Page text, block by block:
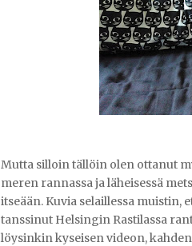
Mutta silloin tällöin olen ottanut
meren rannassa ja läheisessä
itseään. Kuvia selaillessa
tanssinut Helsingin Rastilassa
löysinkin kyseisen videon,